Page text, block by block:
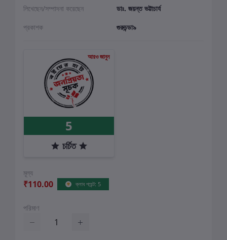
লিখেছেন/সম্পাদনা করেছেন
ডাঃ. জয়ন্ত ভট্টাচার্য
প্রকাশক
গুরুচন্ডা৯
আরও জানুন
5
চর্চিত
মূল্য
₹110.00 ক্লাব পয়েন্ট: 5
পরিমাণ